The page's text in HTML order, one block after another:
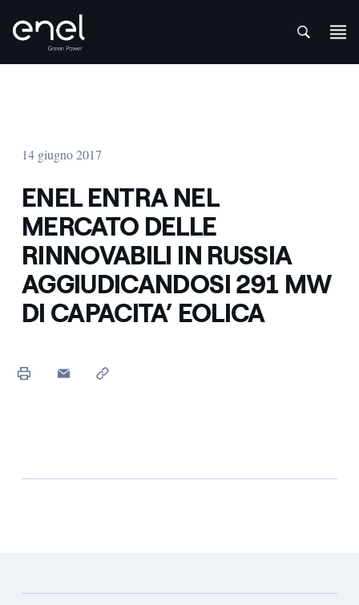
14 giugno 2017
ENEL ENTRA NEL
MERCATO DELLE
RINNOVABILI IN RUSSIA
AGGIUDICANDOSI 291 MW
DI CAPACITA’ EOLICA